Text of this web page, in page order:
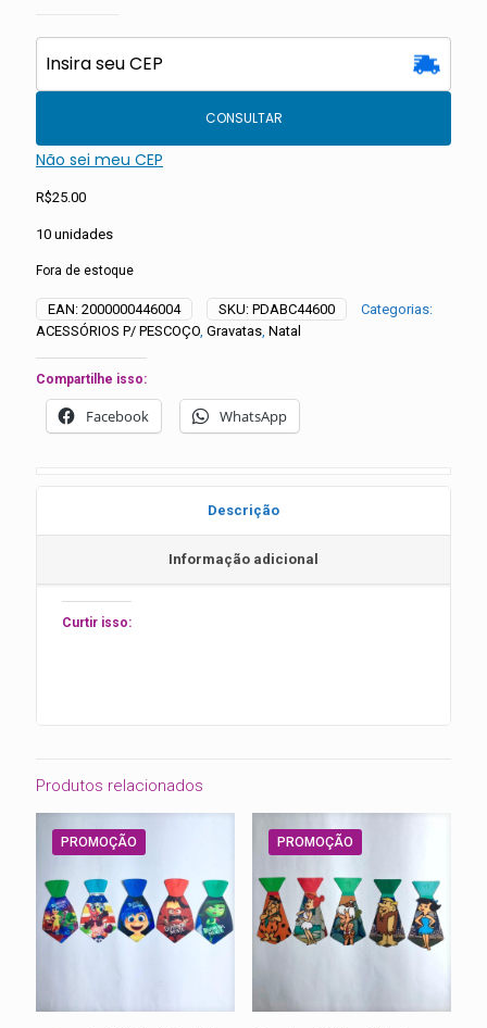
CONSULTAR
Não sei meu CEP
R$25.00
10 unidades
Fora de estoque
EAN: 2000000446004 SKU: PDABC44600
Categorias:
ACESSÓRIOS P/ PESCOÇO Gravatas Natal
Compartilhe isso:
Facebook WhatsApp
Descrição
Informação adicional
Curtir isso:
Produtos relacionados
PROMOÇÃO PROMOÇÃO